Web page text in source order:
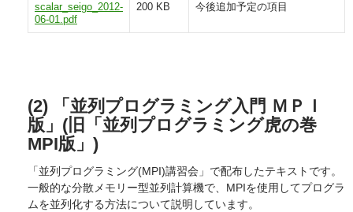
scalar_seigo_2012-
06-01.pdf
200 KB 今後追加予定の項目
(2) 「並列プログラミング入門 ＭＰＩ
版」(旧「並列プログラミング虎の巻
MPI版」)
「並列プログラミング(MPI)講習会」で配布したテキストです。
一般的な分散メモリー型並列計算機で、MPIを使用してプログラ
ムを並列化する方法について説明しています。